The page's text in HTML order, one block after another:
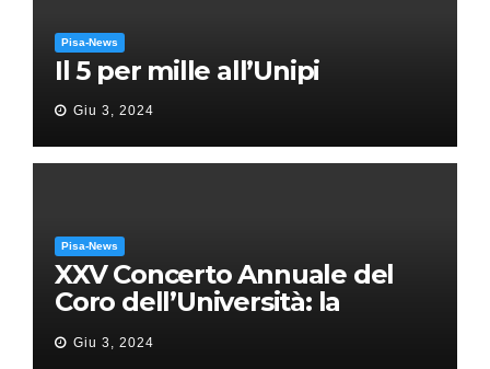
Pisa-News
Il 5 per mille all’Unipi
Giu 3, 2024
Pisa-News
XXV Concerto Annuale del
Coro dell’Università: la
“Messa in gloria” di Giacomo
Puccini
Giu 3, 2024